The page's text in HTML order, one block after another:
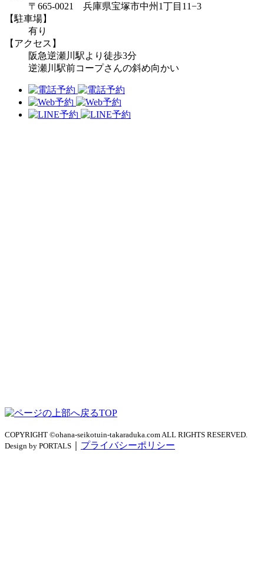
〒665-0021 兵庫県宝塚市中州1丁目11−3
【駐車場】
有り
【アクセス】
阪急逆瀬川駅より徒歩3分
逆瀬川駅前コープさんの斜め向かい
TOP
COPYRIGHT ©ohana-seikotuin-takaraduka.com ALL RIGHTS RESERVED.
Design by PORTALS
プライバシーポリシー